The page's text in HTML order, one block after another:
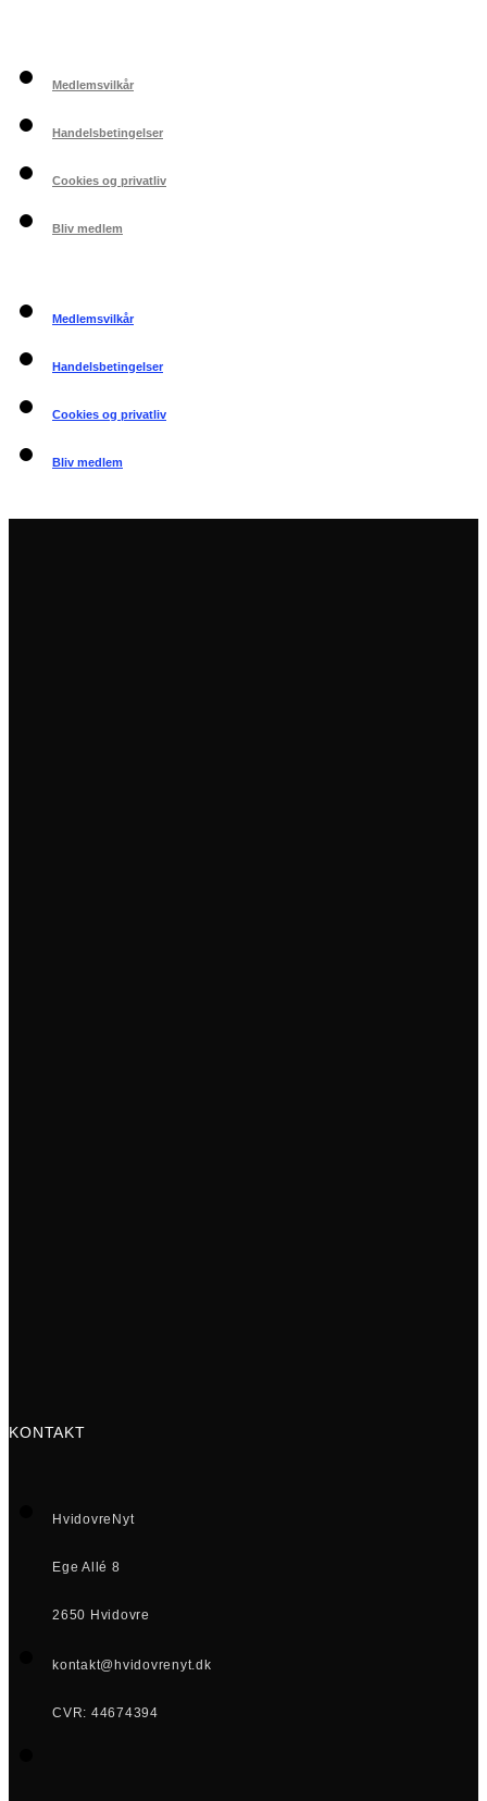
Medlemsvilkår
Handelsbetingelser
Cookies og privatliv
Bliv medlem
Medlemsvilkår
Handelsbetingelser
Cookies og privatliv
Bliv medlem
KONTAKT
HvidovreNyt
Ege Allé 8
2650 Hvidovre
kontakt@hvidovrenyt.dk
CVR: 44674394